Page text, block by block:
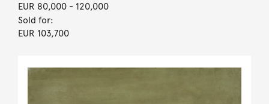
EUR 80,000- 120,000
Sold for:
EUR 103,700